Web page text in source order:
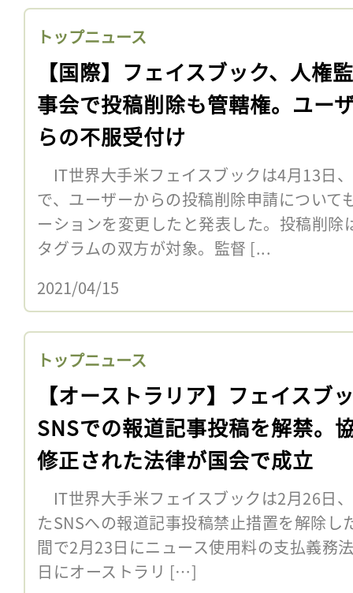
トップニュース
【国際】フェイスブック、人権
事会で投稿削除も管轄権。ユー
らの不服受付け
IT世界大手米フェイスブックは4月13日
で、ユーザーからの投稿削除申請について
ーションを変更したと発表した。投稿削
タグラムの双方が対象。監督 [...
2021/04/15
トップニュース
【オーストラリア】フェイスブ
SNSでの報道記事投稿を解禁。
修正された法律が国会で成立
IT世界大手米フェイスブックは2月26日
たSNSへの報道記事投稿禁止措置を解除し
間で2月23日にニュース使用料の支払義務
日にオーストラリ […]